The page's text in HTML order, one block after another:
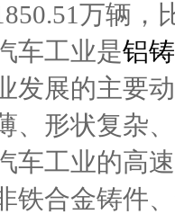
万辆，
工业是铝
发展的主要
、形状复杂
工业的高速
铁合金铸件